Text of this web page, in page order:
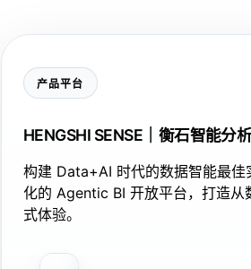
产品平台
HENGSHI SENSE｜衡石智能分
构建 Data+AI 时代的数据智能最佳
化的 Agentic BI 开放平台，打造从
式体验。